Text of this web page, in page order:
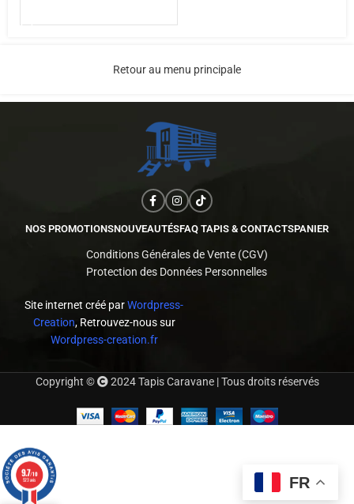
Retour au menu principale
NOS PROMOTIONSNOUVEAUTÉSFAQ TAPIS & CONTACTSPANIER
Conditions Générales de Vente (CGV)
Protection des Données Personnelles
Site internet créé parWordpress-
Creation, Retrouvez-nous sur
Wordpress-creation.fr
Copyright © 2024 Tapis Caravane | Tous droits réservés
FR
9.7/10
523 avis